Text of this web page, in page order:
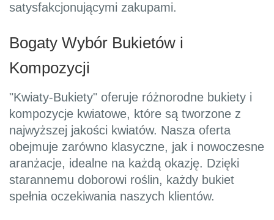
satysfakcjonującymi zakupami.
Bogaty Wybór Bukietów i
Kompozycji
"Kwiaty-Bukiety" oferuje różnorodne bukiety i
kompozycje kwiatowe, które są tworzone z
najwyższej jakości kwiatów. Nasza oferta
obejmuje zarówno klasyczne, jak i nowoczesne
aranżacje, idealne na każdą okazję. Dzięki
starannemu doborowi roślin, każdy bukiet
spełnia oczekiwania naszych klientów.